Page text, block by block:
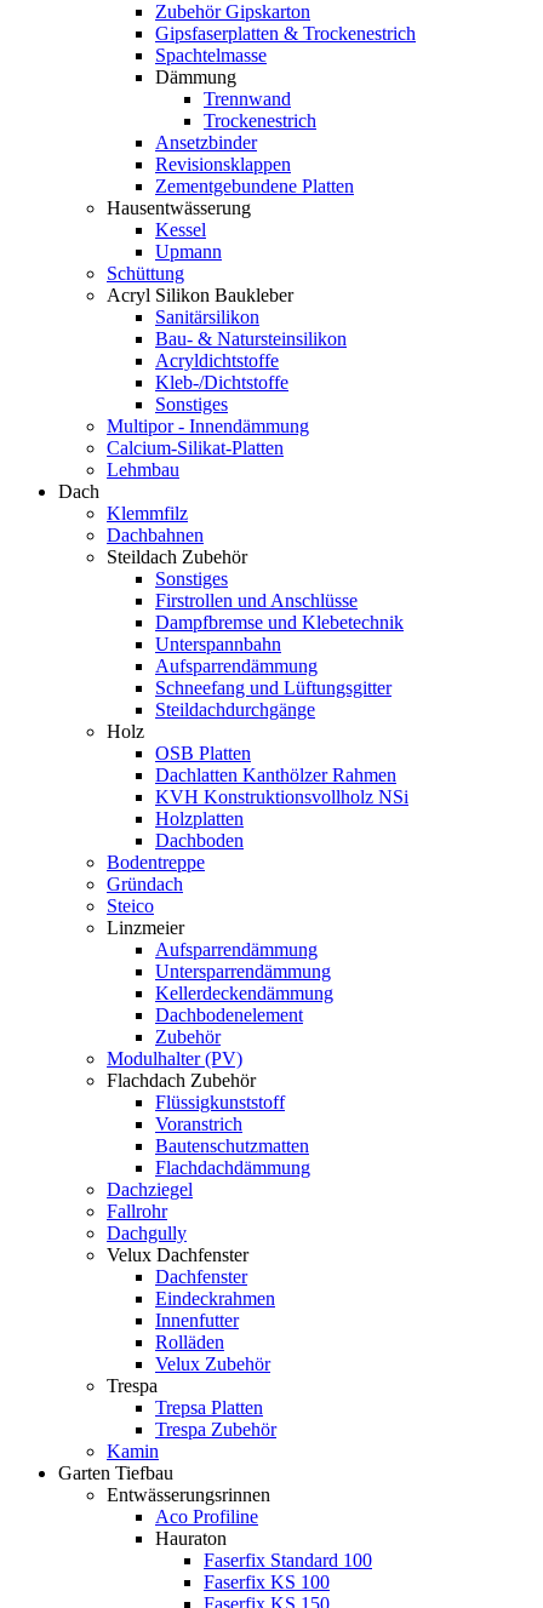
Zubehör Gipskarton
Gipsfaserplatten & Trockenestrich
Spachtelmasse
Dämmung
Trennwand
Trockenestrich
Ansetzbinder
Revisionsklappen
Zementgebundene Platten
Hausentwässerung
Kessel
Upmann
Schüttung
Acryl Silikon Baukleber
Sanitärsilikon
Bau- & Natursteinsilikon
Acryldichtstoffe
Kleb-/Dichtstoffe
Sonstiges
Multipor - Innendämmung
Calcium-Silikat-Platten
Lehmbau
Dach
Klemmfilz
Dachbahnen
Steildach Zubehör
Sonstiges
Firstrollen und Anschlüsse
Dampfbremse und Klebetechnik
Unterspannbahn
Aufsparrendämmung
Schneefang und Lüftungsgitter
Steildachdurchgänge
Holz
OSB Platten
Dachlatten Kanthölzer Rahmen
KVH Konstruktionsvollholz NSi
Holzplatten
Dachboden
Bodentreppe
Gründach
Steico
Linzmeier
Aufsparrendämmung
Untersparrendämmung
Kellerdeckendämmung
Dachbodenelement
Zubehör
Modulhalter (PV)
Flachdach Zubehör
Flüssigkunststoff
Voranstrich
Bautenschutzmatten
Flachdachdämmung
Dachziegel
Fallrohr
Dachgully
Velux Dachfenster
Dachfenster
Eindeckrahmen
Innenfutter
Rolläden
Velux Zubehör
Trespa
Trepsa Platten
Trespa Zubehör
Kamin
Garten Tiefbau
Entwässerungsrinnen
Aco Profiline
Hauraton
Faserfix Standard 100
Faserfix KS 100
Faserfix KS 150